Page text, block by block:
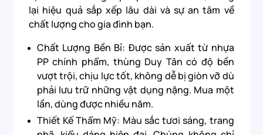
lại hiệu quả sắp xếp lâu dài và sự an tâm về
chất lượng cho gia đình bạn.
Chất Lượng Bền Bỉ: Được sản xuất từ nhựa
PP chính phẩm, thùng Duy Tân có độ bền
vượt trội, chịu lực tốt, không dễ bị giòn vỡ dù
phải lưu trữ những vật dụng nặng. Mua một
lần, dùng được nhiều năm.
Thiết Kế Thẩm Mỹ: Màu sắc tươi sáng, trang